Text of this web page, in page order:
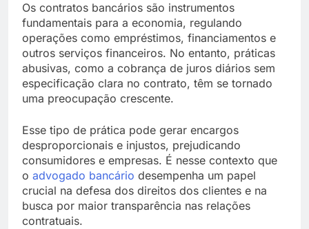
Os contratos bancários são instrumentos
fundamentais para a economia, regulando
operações como empréstimos, financiamentos e
outros serviços financeiros. No entanto, práticas
abusivas, como a cobrança de juros diários sem
especificação clara no contrato, têm se tornado
uma preocupação crescente.
Esse tipo de prática pode gerar encargos
desproporcionais e injustos, prejudicando
consumidores e empresas. É nesse contexto que
o advogado bancário desempenha um papel
crucial na defesa dos direitos dos clientes e na
busca por maior transparência nas relações
contratuais.